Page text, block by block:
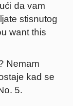
da vam
stisnutog
want this
Nemam
kad se
5.